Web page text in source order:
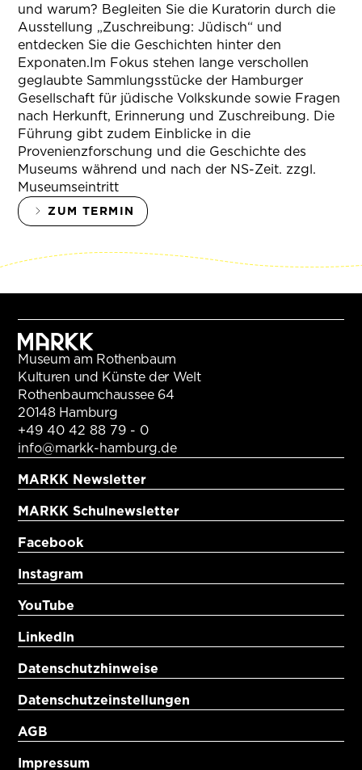
und warum? Begleiten Sie die Kuratorin durch die
Ausstellung „Zuschreibung: Jüdisch“ und
entdecken Sie die Geschichten hinter den
Exponaten.Im Fokus stehen lange verschollen
geglaubte Sammlungsstücke der Hamburger
Gesellschaft für jüdische Volkskunde sowie Fragen
nach Herkunft, Erinnerung und Zuschreibung. Die
Führung gibt zudem Einblicke in die
Provenienzforschung und die Geschichte des
Museums während und nach der NS-Zeit. zzgl.
Museumseintritt
ZUM TERMIN
Museum am Rothenbaum
Kulturen und Künste der Welt
Rothenbaumchaussee 64
20148 Hamburg
+49 40 42 88 79 - 0
info@markk-hamburg.de
MARKK Newsletter
MARKK Schulnewsletter
Facebook
Instagram
YouTube
LinkedIn
Datenschutzhinweise
Datenschutzeinstellungen
AGB
Impressum